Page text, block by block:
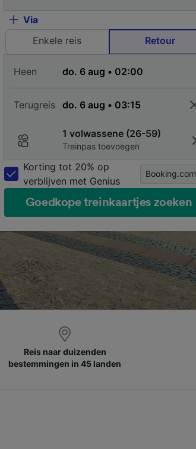
Via
Enkele reis
Retour
Heen
Terugreis
1 volwassene (26-59)
Treinpas toevoegen
Korting tot 20% op
verblijven met Genius
Booking.com
Goedkope treinkaartjes zoeken
Reis naar duizenden
bestemmingen in 45 landen